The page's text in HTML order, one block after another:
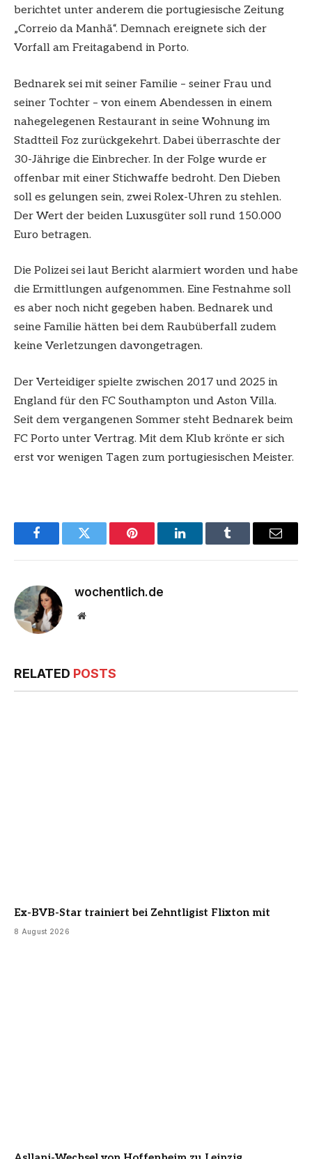
berichtet unter anderem die portugiesische Zeitung
„Correio da Manhã“. Demnach ereignete sich der
Vorfall am Freitagabend in Porto.
Bednarek sei mit seiner Familie – seiner Frau und
seiner Tochter – von einem Abendessen in einem
nahegelegenen Restaurant in seine Wohnung im
Stadtteil Foz zurückgekehrt. Dabei überraschte der
30-Jährige die Einbrecher. In der Folge wurde er
offenbar mit einer Stichwaffe bedroht. Den Dieben
soll es gelungen sein, zwei Rolex-Uhren zu stehlen.
Der Wert der beiden Luxusgüter soll rund 150.000
Euro betragen.
Die Polizei sei laut Bericht alarmiert worden und habe
die Ermittlungen aufgenommen. Eine Festnahme soll
es aber noch nicht gegeben haben. Bednarek und
seine Familie hätten bei dem Raubüberfall zudem
keine Verletzungen davongetragen.
Der Verteidiger spielte zwischen 2017 und 2025 in
England für den FC Southampton und Aston Villa.
Seit dem vergangenen Sommer steht Bednarek beim
FC Porto unter Vertrag. Mit dem Klub krönte er sich
erst vor wenigen Tagen zum portugiesischen Meister.
FacebookTwitter Pinterest LinkedInTumblr Email
wochentlich.de
Website
RELATED POSTS
Ex-BVB-Star trainiert bei Zehntligist Flixton mit
8 August 2026